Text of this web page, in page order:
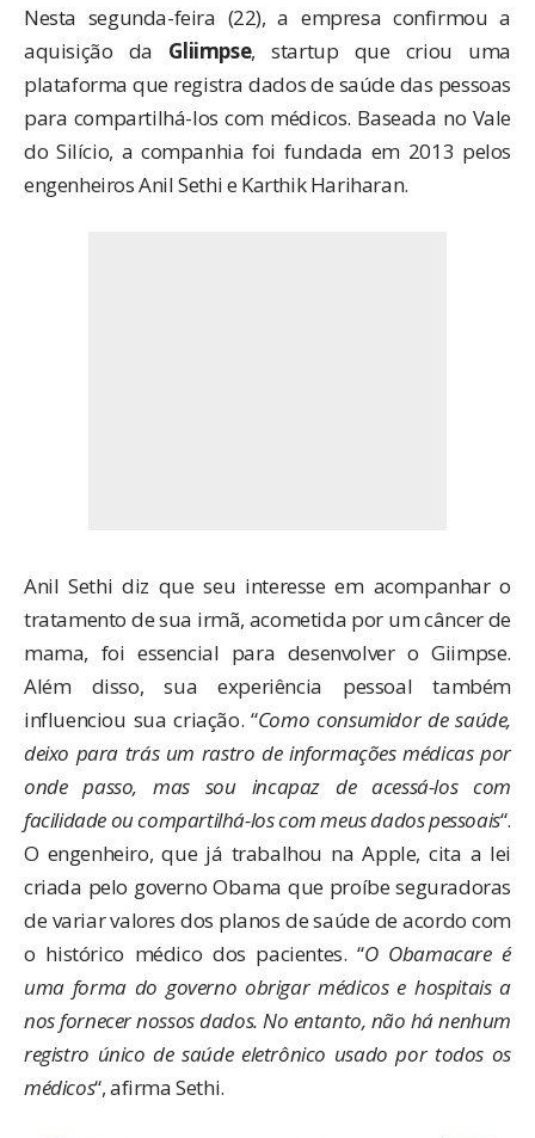
Nesta segunda-feira (22), a empresa confirmou a
aquisição da Gliimpse, startup que criou uma
plataforma que registra dados de saúde das pessoas
para compartilhá-los com médicos. Baseada no Vale
do Silício, a companhia foi fundada em 2013 pelos
engenheiros Anil Sethi e Karthik Hariharan.
Anil Sethi diz que seu interesse em acompanhar o
tratamento de sua irmã, acometida por um câncer de
mama, foi essencial para desenvolver o Giimpse.
Além disso, sua experiência pessoal também
influenciou sua criação. “Como consumidor de saúde,
deixo para trás um rastro de informações médicas por
onde passo, mas sou incapaz de acessá-los com
facilidade ou compartilhá-los com meus dados pessoais“.
O engenheiro, que já trabalhou na Apple, cita a lei
criada pelo governo Obama que proíbe seguradoras
de variar valores dos planos de saúde de acordo com
o histórico médico dos pacientes. “O Obamacare é
uma forma do governo obrigar médicos e hospitais a
nos fornecer nossos dados. No entanto, não há nenhum
registro único de saúde eletrônico usado por todos os
médicos“, afirma Sethi.